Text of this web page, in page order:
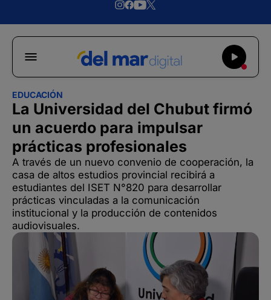
EDUCACIÓN
La Universidad del Chubut firmó
un acuerdo para impulsar
prácticas profesionales
A través de un nuevo convenio de cooperación, la
casa de altos estudios provincial recibirá a
estudiantes del ISET N°820 para desarrollar
prácticas vinculadas a la comunicación
institucional y la producción de contenidos
audiovisuales.